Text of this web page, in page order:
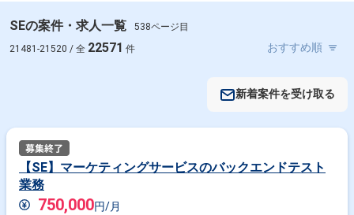
SEの案件・求人一覧
538ページ目
21481-21520 / 全 22571 件
新着案件を受け取る
【SE】マーケティングサービスのバックエンドテスト
業務
750,000円/月